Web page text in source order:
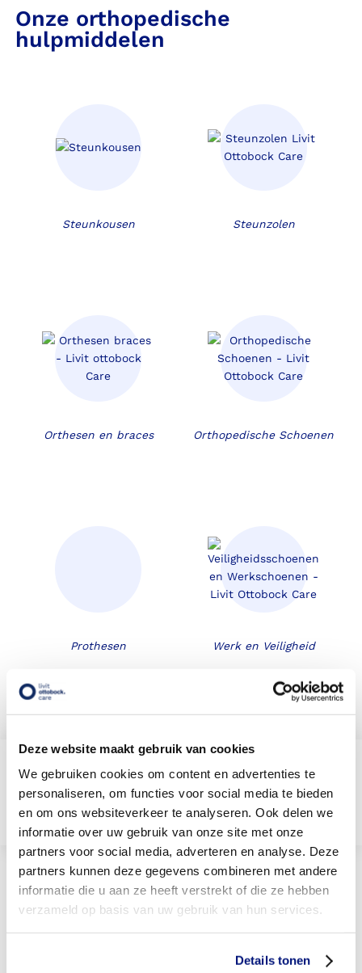
Deze website maakt gebruik van cookies
We gebruiken cookies om content en advertenties te
personaliseren, om functies voor social media te bieden
en om ons websiteverkeer te analyseren. Ook delen we
informatie over uw gebruik van onze site met onze
partners voor social media, adverteren en analyse. Deze
partners kunnen deze gegevens combineren met andere
informatie die u aan ze heeft verstrekt of die ze hebben
verzameld op basis van uw gebruik van hun services.
Details tonen
Onze orthopedische
hulpmiddelen
Steunkousen Steunzolen
Orthesen en braces Orthopedische Schoenen
Prothesen Werk en Veiligheid
Bekijk onze aandoeningenchecker en
lees welke hulpmiddelen u zouden
kunnen ondersteunen.
check
Nieuws & updates
Nieuwe bedrijfsfilm: een kijkje achter de